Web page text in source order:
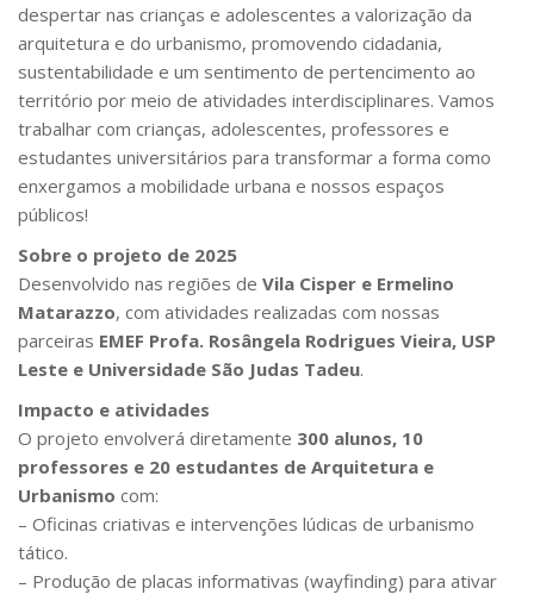
despertar nas crianças e adolescentes a valorização da
arquitetura e do urbanismo, promovendo cidadania,
sustentabilidade e um sentimento de pertencimento ao
território por meio de atividades interdisciplinares. Vamos
trabalhar com crianças, adolescentes, professores e
estudantes universitários para transformar a forma como
enxergamos a mobilidade urbana e nossos espaços
públicos!
Sobre o projeto de 2025
Desenvolvido nas regiões de Vila Cisper e Ermelino
Matarazzo, com atividades realizadas com nossas
parceiras EMEF Profa. Rosângela Rodrigues Vieira, USP
Leste e Universidade São Judas Tadeu.
Impacto e atividades
O projeto envolverá diretamente 300 alunos, 10
professores e 20 estudantes de Arquitetura e
Urbanismo com:
– Oficinas criativas e intervenções lúdicas de urbanismo
tático.
– Produção de placas informativas (wayfinding) para ativar